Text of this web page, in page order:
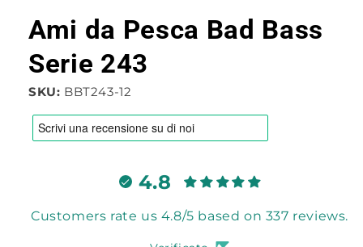
Ami da Pesca Bad Bass
Serie 243
SKU: BBT243-12
4.8
Customers rate us 4.8/5 based on 337 reviews.